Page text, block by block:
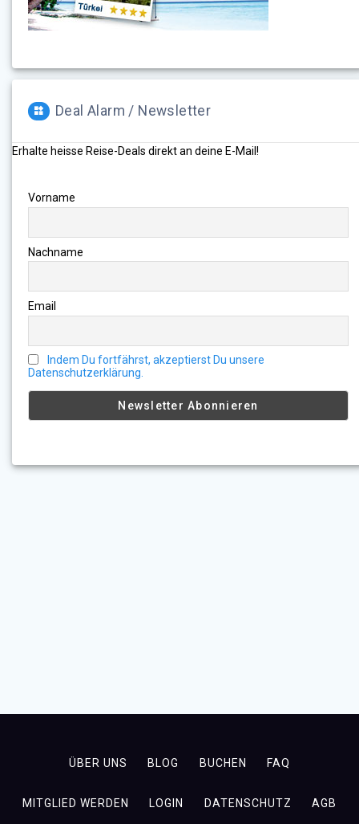
Deal Alarm / Newsletter
Erhalte heisse Reise-Deals direkt an deine E-Mail!
Vorname
Nachname
Email
Indem Du fortfährst, akzeptierst Du unsere
Datenschutzerklärung.
ÜBER UNS BLOG BUCHEN FAQ
MITGLIED WERDEN LOGIN DATENSCHUTZ AGB